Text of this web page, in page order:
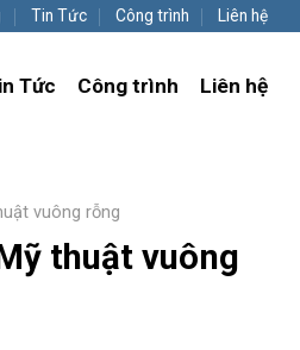
Tin Tức Công trình Liên hệ
Tức Công trình Liên hệ
vuông rỗng
thuật vuông